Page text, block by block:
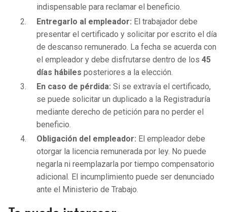
indispensable para reclamar el beneficio.
Entregarlo al empleador: El trabajador debe
presentar el certificado y solicitar por escrito el día
de descanso remunerado. La fecha se acuerda con
el empleador y debe disfrutarse dentro de los 45
días hábiles posteriores a la elección.
En caso de pérdida: Si se extravía el certificado,
se puede solicitar un duplicado a la Registraduría
mediante derecho de petición para no perder el
beneficio.
Obligación del empleador: El empleador debe
otorgar la licencia remunerada por ley. No puede
negarla ni reemplazarla por tiempo compensatorio
adicional. El incumplimiento puede ser denunciado
ante el Ministerio de Trabajo.